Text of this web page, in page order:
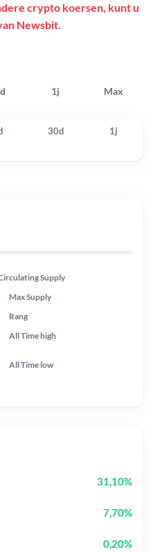
1j Max
crypto koersen, kunt u
Newsbit.
30d 1j
Supply
Max Supply
Rang
All Timehigh
All Time low
31,10%
7,70%
0,20%